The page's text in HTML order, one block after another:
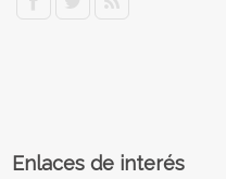
Enlaces de interés